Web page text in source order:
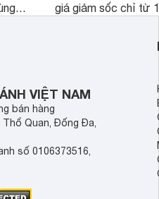
lít.
rất
giá giảm sốc chỉ từ
có còn đáng mua
căn bếp nhà bạn
được câu trả lời,
đúng đắn nhất.
VIỆT NAM
bán hàng
Thổ Quan, Đống Đa,
số 0106373516,